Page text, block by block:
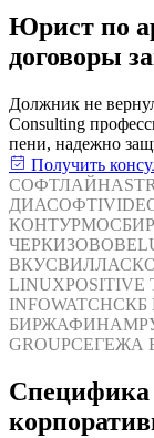
Юрист по
договоры
Должник не
Consulting
пени, надежно
Получить
СОФТЛАЙН
ДИАСОФТ
КОНТУР
ЧЕРКИЗОВО
ВКУСВИЛЛ
LINUXPOSITIVE
INFOWATCHСКБ
БИРЖАФИНАМ
GROUPСЕГЕЖА
Специфика